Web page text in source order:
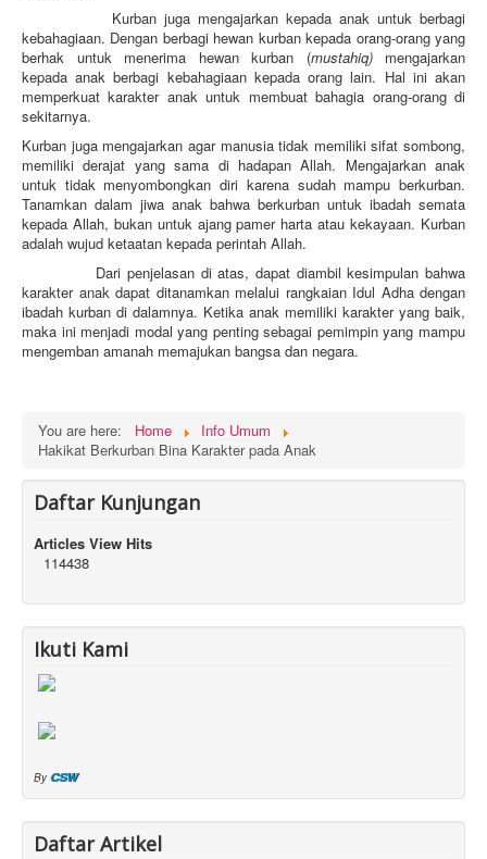
Kurban juga mengajarkan kepada anak untuk berbagi
kebahagiaan. Dengan berbagi hewan kurban kepada orang-orang yang
berhak untuk menerima hewan kurban (mustahiq)mengajarkan
kepada anak berbagi kebahagiaan kepada orang lain. Hal ini akan
memperkuat karakter anak untuk membuat bahagia orang-orang di
sekitarnya.
Kurban juga mengajarkan agar manusia tidak memiliki sifat sombong,
memiliki derajat yang sama di hadapan Allah. Mengajarkan anak
untuk tidak menyombongkan diri karena sudah mampu berkurban.
Tanamkan dalam jiwa anak bahwa berkurban untuk ibadah semata
kepada Allah, bukan untuk ajang pamer harta atau kekayaan. Kurban
adalah wujud ketaatan kepada perintah Allah.
Dari penjelasan di atas, dapat diambil kesimpulan bahwa
karakter anak dapat ditanamkan melalui rangkaian Idul Adha dengan
ibadah kurban di dalamnya. Ketika anak memiliki karakter yang baik,
maka ini menjadi modal yang penting sebagai pemimpin yang mampu
mengemban amanah memajukan bangsa dan negara.
You are here: Home
Info Umum
Hakikat Berkurban Bina Karakter pada Anak
Daftar Kunjungan
Articles View Hits
114438
Ikuti Kami
ByCSW
Daftar Artikel